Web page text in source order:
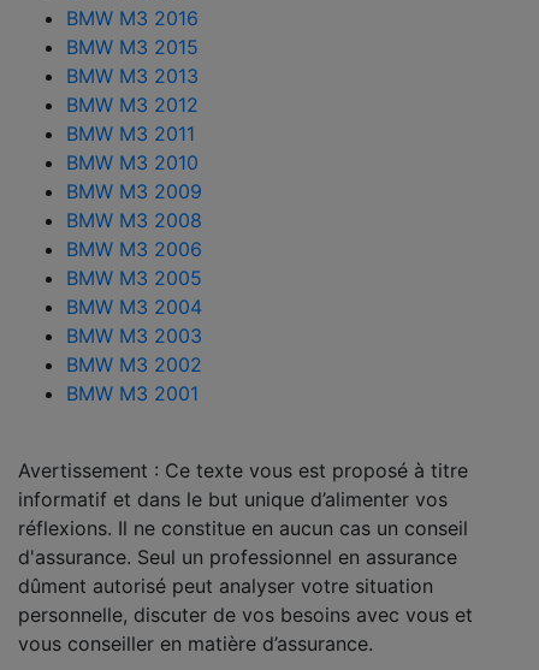
BMW M3 2016
BMW M3 2015
BMW M3 2013
BMW M3 2012
BMW M3 2011
BMW M3 2010
BMW M3 2009
BMW M3 2008
BMW M3 2006
BMW M3 2005
BMW M3 2004
BMW M3 2003
BMW M3 2002
BMW M3 2001
Avertissement : Ce texte vous est proposé à titre
informatif et dans le but unique d’alimenter vos
réflexions. Il ne constitue en aucun cas un conseil
d'assurance. Seul un professionnel en assurance
dûment autorisé peut analyser votre situation
personnelle, discuter de vos besoins avec vous et
vous conseiller en matière d’assurance.